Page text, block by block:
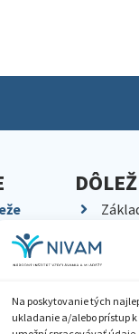
Na poskytovanie tých
ukladanie a/alebo prístup
Kariéra